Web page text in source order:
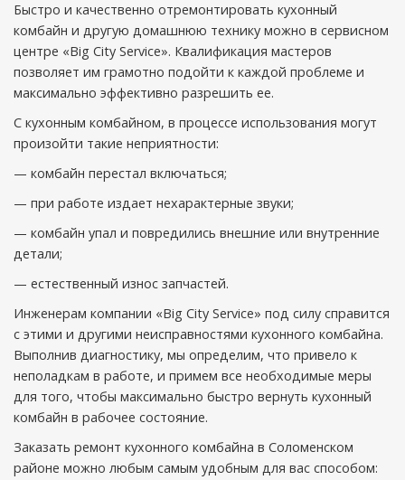
Быстро и качественно отремонтировать кухонный
комбайн и другую домашнюю технику можно в сервисном
центре «Big City Service». Квалификация мастеров
позволяет им грамотно подойти к каждой проблеме и
максимально эффективно разрешить ее.
С кухонным комбайном, в процессе использования могут
произойти такие неприятности:
— комбайн перестал включаться;
— при работе издает нехарактерные звуки;
— комбайн упал и повредились внешние или внутренние
детали;
— естественный износ запчастей.
Инженерам компании «Big City Service» под силу справится
с этими и другими неисправностями кухонного комбайна.
Выполнив диагностику, мы определим, что привело к
неполадкам в работе, и примем все необходимые меры
для того, чтобы максимально быстро вернуть кухонный
комбайн в рабочее состояние.
Заказать ремонт кухонного комбайна в Соломенском
районе можно любым самым удобным для вас способом: